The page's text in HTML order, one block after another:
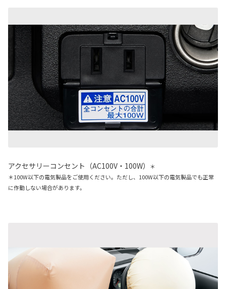
アクセサリーコンセント（AC100V・100W）
＊
＊100W以下の電気製品をご使用ください。ただし、100W以下の電気製品でも正常
に作動しない場合があります。